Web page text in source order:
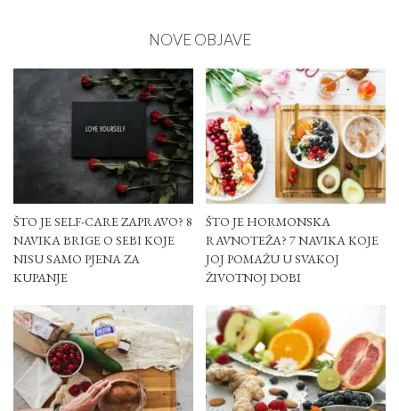
NOVE OBJAVE
ŠTO JE SELF-CARE ZAPRAVO? 8
NAVIKA BRIGE O SEBI KOJE
NISU SAMO PJENA ZA
KUPANJE
ŠTO JE HORMONSKA
RAVNOTEŽA? 7 NAVIKA KOJE
JOJ POMAŽU U SVAKOJ
ŽIVOTNOJ DOBI